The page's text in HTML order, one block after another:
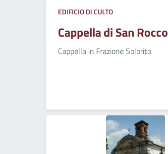
EDIFICIO DI CULTO
Cappella di San Rocco
Cappella in Frazione Solbrito.